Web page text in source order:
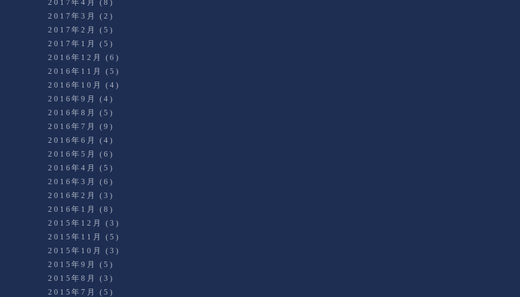
2017年4月
(8)
2017年3月
(2)
2017年2月
(5)
2017年1月
(5)
2016年12月
(6)
2016年11月
(5)
2016年10月
(4)
2016年9月
(4)
2016年8月
(5)
2016年7月
(9)
2016年6月
(4)
2016年5月
(6)
2016年4月
(5)
2016年3月
(6)
2016年2月
(3)
2016年1月
(8)
2015年12月
(3)
2015年11月
(5)
2015年10月
(3)
2015年9月
(5)
2015年8月
(3)
2015年7月
(5)